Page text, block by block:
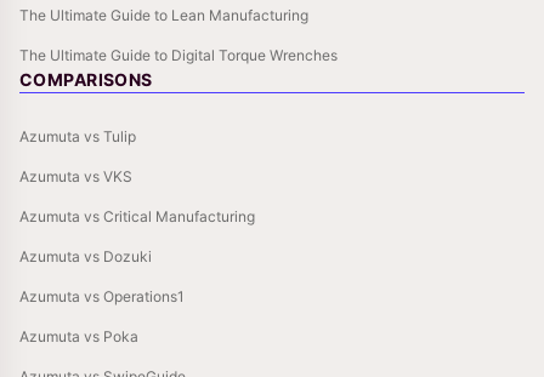
The Ultimate Guide to Lean Manufacturing
The Ultimate Guide to Digital Torque Wrenches
COMPARISONS
Azumuta vs Tulip
Azumuta vs VKS
Azumuta vs Critical Manufacturing
Azumuta vs Dozuki
Azumuta vs Operations1
Azumuta vs Poka